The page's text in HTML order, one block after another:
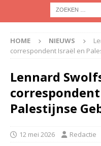
HOME NIEUWS
correspondent Israël en
Lennard
Palestijnse
12 mei 2026 Redactie